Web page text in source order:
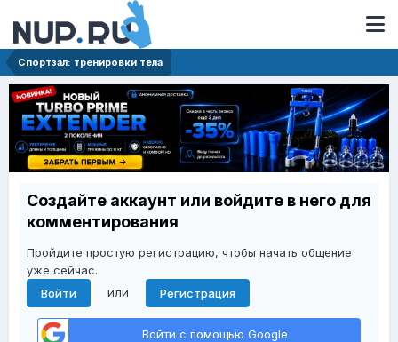
Спортзал: тренировки тела
Создайте аккаунт или войдите в него для
комментирования
Пройдите простую регистрацию, чтобы начать общение
уже сейчас.
Войти
или Регистрация
Войти с помощью Google